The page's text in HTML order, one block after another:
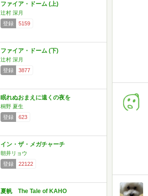
ファイア・ドーム (上)
辻村 深月
登録
5159
ファイア・ドーム (下)
辻村 深月
登録
3877
眠れぬおまえに遠くの夜を
桐野 夏生
登録
623
イン・ザ・メガチャーチ
朝井リョウ
登録
22122
夏帆 The Tale of KAHO